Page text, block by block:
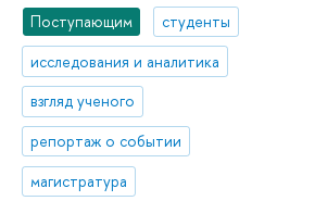
Поступающим
студенты
исследования и аналитика
взгляд ученого
репортаж о событии
магистратура